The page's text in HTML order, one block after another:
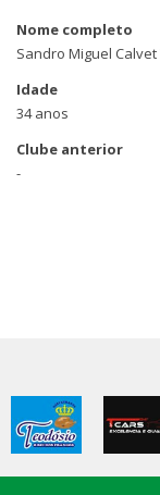
Nome completo
Sandro Miguel
Idade
34 anos
Clube anterior
-